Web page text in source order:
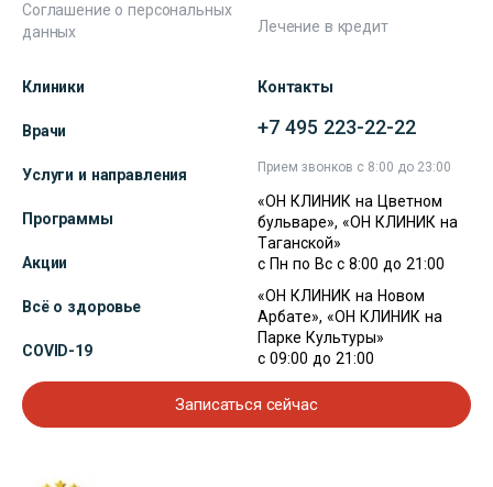
Соглашение о персональных
данных
Лечение в кредит
Клиники
Врачи
Услуги и направления
Программы
Акции
Всё о здоровье
COVID-19
Контакты
+7 495 223-22-22
Прием звонков с 8:00 до 23:00
«ОН КЛИНИК на Цветном
бульваре», «ОН КЛИНИК на
Таганской»
с Пн по Вс с 8:00 до 21:00
«ОН КЛИНИК на Новом
Арбате», «ОН КЛИНИК на
Парке Культуры»
с 09:00 до 21:00
Записаться сейчас